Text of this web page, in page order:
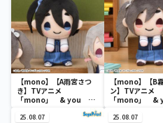
【mono】【A雨宮さつ
き】TVアニメ
「mono」 & you マ
【mono】【B
ン】TVアニメ
「mono」 &
25.08.07 25.08.07